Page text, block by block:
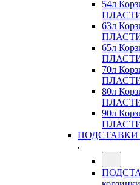
54л
63л
65л
70л
80л
90л
ПОДСТАВКИ